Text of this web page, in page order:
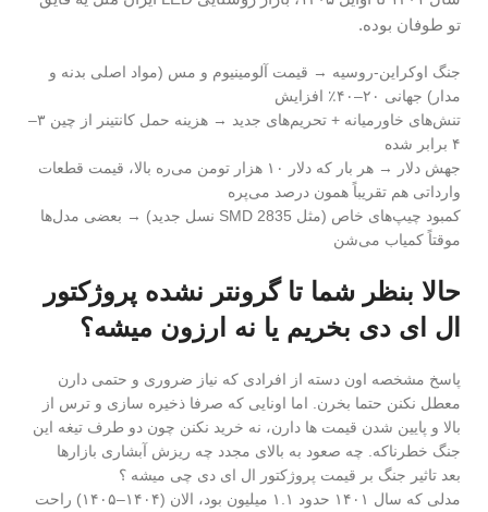
تو طوفان بوده.
جنگ اوکراین-روسیه → قیمت آلومینیوم و مس (مواد اصلی بدنه و
مدار) جهانی ۲۰–۴۰٪ افزایش
تنش‌های خاورمیانه + تحریم‌های جدید → هزینه حمل کانتینر از چین ۳–
۴ برابر شده
جهش دلار → هر بار که دلار ۱۰ هزار تومن می‌ره بالا، قیمت قطعات
وارداتی هم تقریباً همون درصد می‌پره
کمبود چیپ‌های خاص (مثل SMD 2835 نسل جدید) → بعضی مدل‌ها
موقتاً کمیاب می‌شن
حالا بنظر شما تا گرونتر نشده پروژکتور
ال ای دی بخریم یا نه ارزون میشه؟
پاسخ مشخصه اون دسته از افرادی که نیاز ضروری و حتمی دارن
معطل نکنن حتما بخرن. اما اونایی که صرفا ذخیره سازی و ترس از
بالا و پایین شدن قیمت ها دارن، نه خرید نکنن چون دو طرف تیغه این
جنگ خطرناکه. چه صعود به بالای مجدد چه ریزش آبشاری بازارها
بعد تاثیر جنگ بر قیمت پروژکتور ال ای دی چی میشه ؟
مدلی که سال ۱۴۰۱ حدود ۱.۱ میلیون بود، الان (۱۴۰۴–۱۴۰۵) راحت